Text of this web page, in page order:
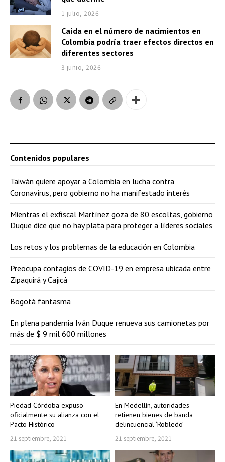
1 julio, 2026
Caída en el número de nacimientos en
Colombia podría traer efectos directos en
diferentes sectores
3 junio, 2026
Piedad Córdoba expuso
oficialmente su alianza con el
Pacto Histórico
21 septiembre, 2021
En Medellín, autoridades
retienen bienes de banda
delincuencial ‘Robledo’
21 septiembre, 2021
Contenidos populares
Taiwán quiere apoyar a Colombia en lucha contra
Coronavirus, pero gobierno no ha manifestado interés
Mientras el exfiscal Martínez goza de 80 escoltas, gobierno
Duque dice que no hay plata para proteger a líderes sociales
Los retos y los problemas de la educación en Colombia
Preocupa contagios de COVID-19 en empresa ubicada entre
Zipaquirá y Cajicá
Bogotá fantasma
En plena pandemia Iván Duque renueva sus camionetas por
más de $ 9 mil 600 millones